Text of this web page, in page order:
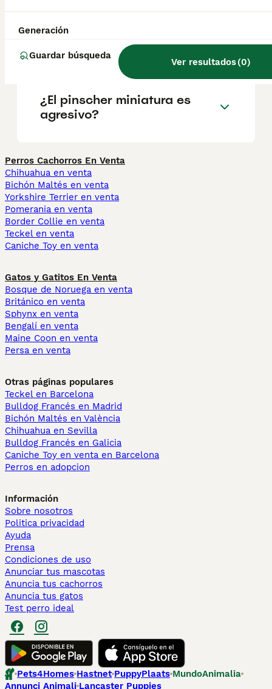
Generación
Guardar búsqueda
Ver resultados(0)
¿Qué es un pinscher
austriaco?
¿El pinscher miniatura es
agresivo?
Perros Cachorros En Venta
Chihuahua en venta
Bichón Maltés en venta
Yorkshire Terrier en venta
Pomerania en venta
Border Collie en venta
Teckel en venta
Caniche Toy en venta
Gatos y Gatitos En Venta
Bosque de Noruega en venta
Británico en venta
Sphynx en venta
Bengalí en venta
Maine Coon en venta
Persa en venta
Otras páginas populares
Teckel en Barcelona
Bulldog Francés en Madrid
Bichón Maltés en València
Chihuahua en Sevilla
Bulldog Francés en Galicia
Caniche Toy en venta en Barcelona
Perros en adopcion
Información
Sobre nosotros
Politica privacidad
Ayuda
Prensa
Condiciones de uso
Anunciar tus mascotas
Anuncia tus cachorros
Anuncia tus gatos
Test perro ideal
Pets4Homes Hastnet PuppyPlaats MundoAnimalia
Annunci Animali Lancaster Puppies